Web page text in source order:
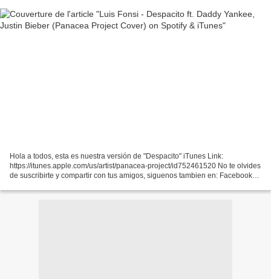
Hola a todos, esta es nuestra versión de "Despacito" iTunes Link:
https://itunes.apple.com/us/artist/panacea-project/id752461520 No te olvides
de suscribirte y compartir con tus amigos, siguenos tambien en: Facebook